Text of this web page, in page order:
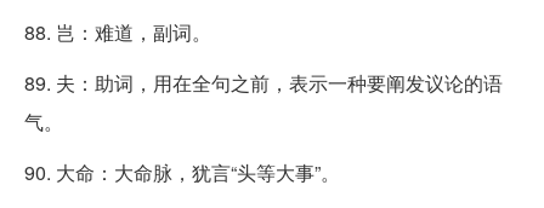
88. 岂：难道，副词。
89. 夫：助词，用在全句之前，表示一种要阐发议论的语
气。
90. 大命：大命脉，犹言“头等大事”。